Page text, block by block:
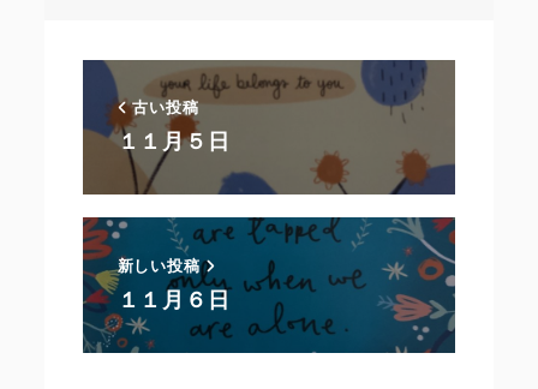
古い投稿
１１月５日
新しい投稿
１１月６日